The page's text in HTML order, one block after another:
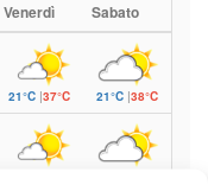
Venerdì Sabato
21°C |37°C 21°C |38°C